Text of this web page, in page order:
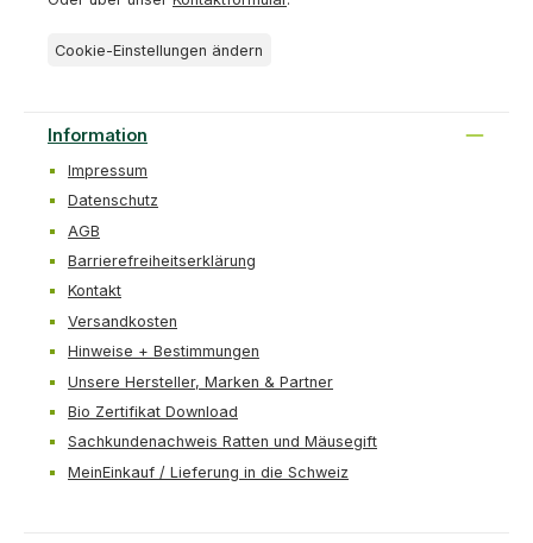
Cookie-Einstellungen ändern
Information
Impressum
Datenschutz
AGB
Barrierefreiheitserklärung
Kontakt
Versandkosten
Hinweise + Bestimmungen
Unsere Hersteller, Marken & Partner
Bio Zertifikat Download
Sachkundenachweis Ratten und Mäusegift
MeinEinkauf / Lieferung in die Schweiz